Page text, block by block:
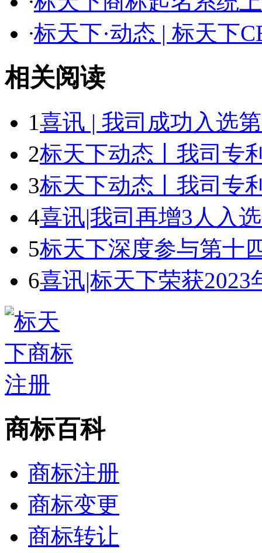
·标天下·动态 | 标天下
相关阅读
1喜讯 | 我司成功入选
2标天下动态丨我司专
3标天下动态丨我司专
4喜讯|我司再增3人入
5标天下深度参与第十
6喜讯|标天下荣获2023
商标百科
商标注册
商标变更
商标转让